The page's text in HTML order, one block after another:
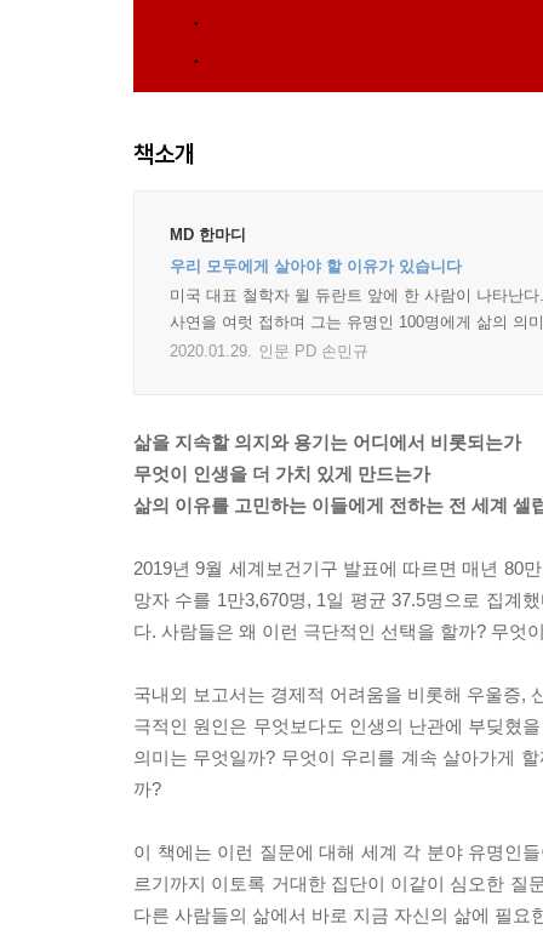
책소개
MD 한마디
우리 모두에게 살아야 할 이유가 있습니다
미국 대표 철학자 윌 듀란트 앞에 한 사람이 나타난
사연을 여럿 접하며 그는 유명인 100명에게 삶의 의
2020.01.29. 인문 PD 손민규
삶을 지속할 의지와 용기는 어디에서 비롯되는가
무엇이 인생을 더 가치 있게 만드는가
삶의 이유를 고민하는 이들에게 전하는 전 세계 셀
2019년 9월 세계보건기구 발표에 따르면 매년 80
망자 수를 1만3,670명, 1일 평균 37.5명으로 집계
다. 사람들은 왜 이런 극단적인 선택을 할까? 무엇
국내외 보고서는 경제적 어려움을 비롯해 우울증,
극적인 원인은 무엇보다도 인생의 난관에 부딪혔
의미는 무엇일까? 무엇이 우리를 계속 살아가게
까?
이 책에는 이런 질문에 대해 세계 각 분야 유명인
르기까지 이토록 거대한 집단이 이같이 심오한 질
다른 사람들의 삶에서 바로 지금 자신의 삶에 필